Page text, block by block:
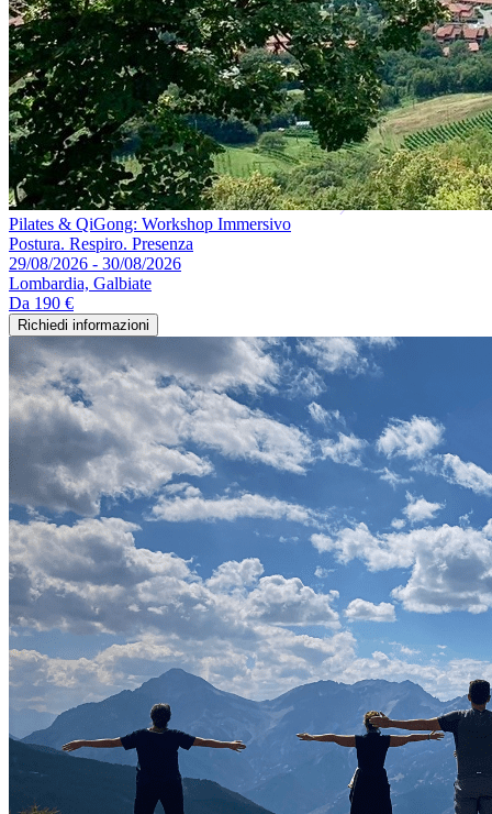
Pilates & QiGong: Workshop Immersivo
Postura. Respiro. Presenza
29/08/2026 - 30/08/2026
Lombardia, Galbiate
Da 190 €
Richiedi informazioni